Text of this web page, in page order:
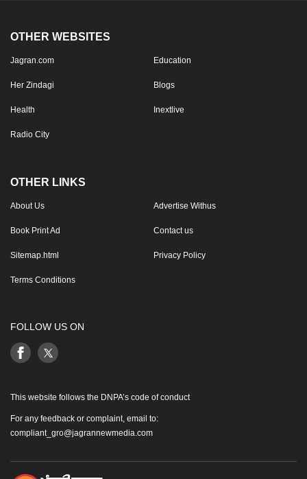
OTHER WEBSITES
Jagran.com Education
Her Zindagi Blogs
Health Inextlive
Radio City
OTHER LINKS
About Us Advertise Withus
Book Print Ad Contact us
Sitemap.html Privacy Policy
Terms Conditions
FOLLOW US ON
This website follows the DNPA’s code of conduct
For any feedback or complaint, email to:
compliant_gro@jagrannewmedia.com